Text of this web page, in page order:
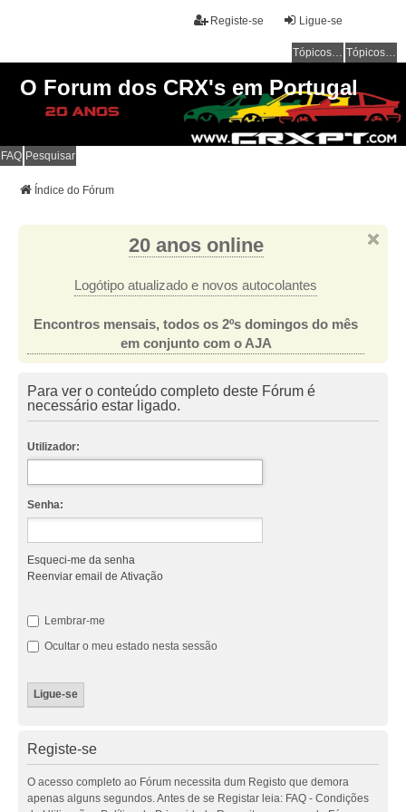
Ligue-se
Registe-se
Tópicos sem resposta Tópicos ativos
O Forum dos CRX's em Portugal
FAQ Pesquisar
Índice do Fórum
20 anos online
Logótipo atualizado e novos autocolantes
Encontros mensais, todos os 2ºs domingos do mês
em conjunto com o AJA
Para ver o conteúdo completo deste Fórum é
necessário estar ligado.
Utilizador:
Senha:
Esqueci-me da senha
Reenviar email de Ativação
Lembrar-me
Ocultar o meu estado nesta sessão
Registe-se
O acesso completo ao Fórum necessita dum Registo que demora
apenas alguns segundos. Antes de se Registar leia: FAQ - Condições